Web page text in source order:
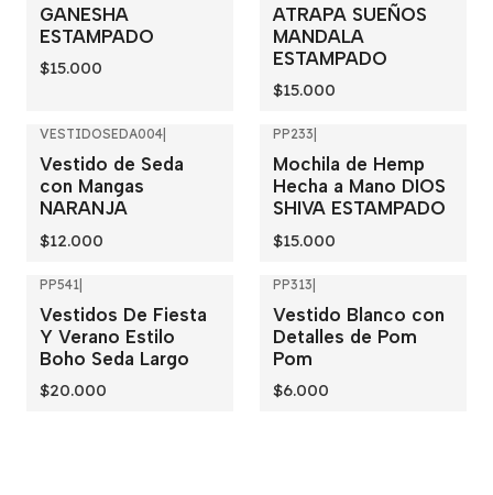
GANESHA
ESTAMPADO
$15.000
ATRAPA SUEÑOS
MANDALA
ESTAMPADO
$15.000
VESTIDOSEDA004
Vestido de Seda
con Mangas
NARANJA
$12.000
PP233
Mochila de Hemp
Hecha a Mano DIOS
SHIVA ESTAMPADO
$15.000
PP541|
Vestidos De Fiesta
Y Verano Estilo
Boho Seda Largo
$20.000
PP313|
Vestido Blanco con
Detalles de Pom
Pom
$6.000